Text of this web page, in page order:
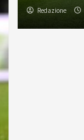
Redazione